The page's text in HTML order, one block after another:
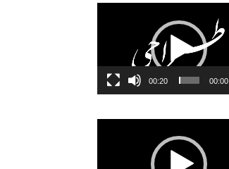
00:00
00:20